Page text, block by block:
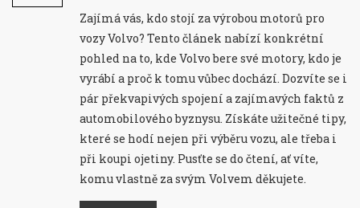
Zajímá vás, kdo stojí za výrobou motorů pro
vozy Volvo? Tento článek nabízí konkrétní
pohled na to, kde Volvo bere své motory, kdo je
vyrábí a proč k tomu vůbec dochází. Dozvíte se i
pár překvapivých spojení a zajímavých faktů z
automobilového byznysu. Získáte užitečné tipy,
které se hodí nejen při výběru vozu, ale třeba i
při koupi ojetiny. Pusťte se do čtení, ať víte,
komu vlastně za svým Volvem děkujete.